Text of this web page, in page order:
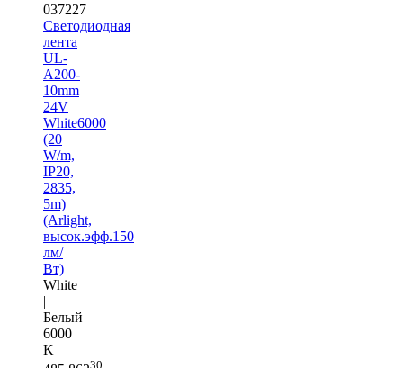
037227
Светодиодная
лента
UL-
A200-
10mm
24V
White6000
(20
W/m,
IP20,
2835,
5m)
(Arlight,
высок.эфф.150
лм/
Вт)
White
|
Белый
6000
K
30